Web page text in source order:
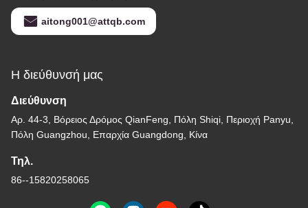
aitong001@attqb.com
Η διεύθυνσή μας
Διεύθυνση
Αρ. 44-3, Βόρειος Δρόμος QianFeng, Πόλη Shiqi, Περιοχή Panyu,
Πόλη Guangzhou, Επαρχία Guangdong, Κίνα
Τηλ.
86--15820258065